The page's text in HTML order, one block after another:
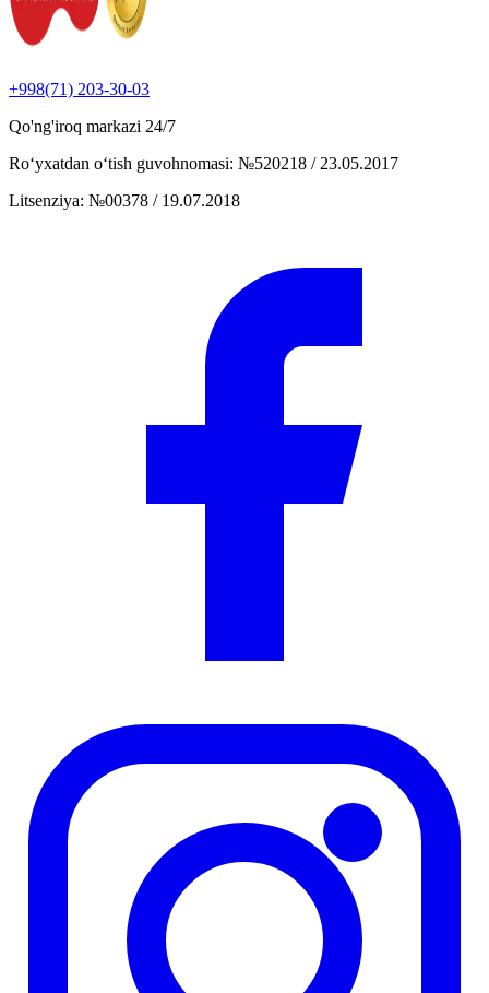
+998(71) 203-30-03
Qo'ng'iroq markazi 24/7
Ro‘yxatdan o‘tish guvohnomasi: №520218 / 23.05.2017
Litsenziya: №00378 / 19.07.2018